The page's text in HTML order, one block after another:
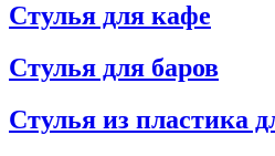
Стулья для кафе
Стулья для баров
Стулья из пластика